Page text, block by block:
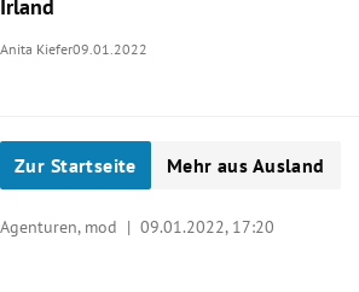
Irland
Anita Kiefer09.01.2022
Zur Startseite Mehr aus Ausland
Agenturen, mod | 09.01.2022, 17:20